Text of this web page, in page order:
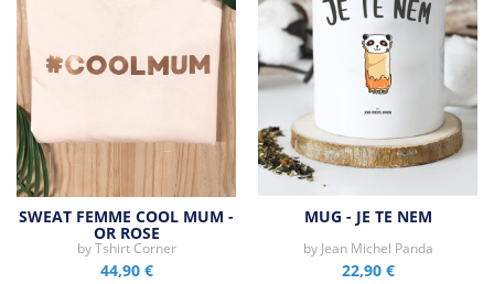
SWEAT FEMME COOL MUM -
OR ROSE
byTshirt Corner
44,90 €
MUG - JE TE NEM
by Jean Michel Panda
22,90 €